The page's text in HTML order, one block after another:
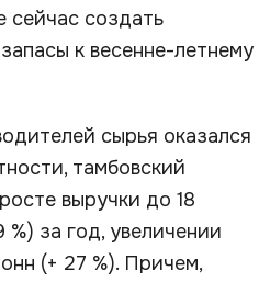
сейчас создать
к весенне-летнему
сырья оказался
тамбовский
выручки до 18
за год, увеличении
(+ 27 %). Причем,